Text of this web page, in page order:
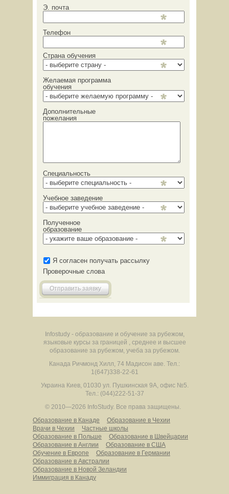
Э. почта
Телефон
Страна обучения
Желаемая программа
обучения
Дополнительные
пожелания
Специальность
Учебное заведение
Полученное
образование
Я согласен получать рассылку
Проверочные слова
Отправить заявку
Infostudy - образование и обучение за рубежом,
языковые курсы за границей , среднее и высшее
образование за рубежом, учеба за рубежом.
Канада Ричмонд Хилл, 74 Мадисон аве. Тел.:
1(647)338-22-61
Украина Киев, 01030 ул. Пушкинская 9А, офис №5.
Тел.: (044)222-51-37
© 2010—2026 InfoStudy. Все права защищены.
Образование в Канаде
Образование в Чехии
Врачи в Чехии
Частные школы
Образование в Польше
Образование в Швейцарии
Образование в Англии
Образование в США
Обучение в Европе
Образование в Германии
Образование в Австралии
Образование в Новой Зеландии
Иммиграция в Канаду